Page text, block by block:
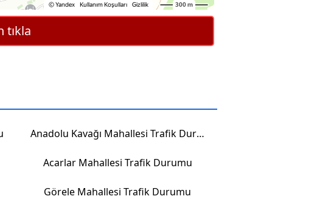
tıkla
Anadolu Kavağı Mahallesi Trafik Durumu
Acarlar Mahallesi Trafik Durumu
Görele Mahallesi Trafik Durumu